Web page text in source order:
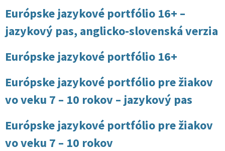
Európske jazykové portfólio 16+ –
jazykový pas, anglicko-slovenská verzia
Európske jazykové portfólio 16+
Európske jazykové portfólio pre žiakov
vo veku 7 – 10 rokov – jazykový pas
Európske jazykové portfólio pre žiakov
vo veku 7 – 10 rokov